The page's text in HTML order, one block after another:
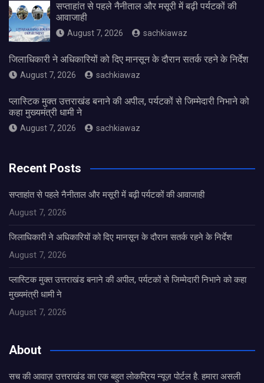
सप्ताहांत से पहले नैनीताल और मसूरी में बढ़ी पर्यटकों की
आवाजाही
August 7, 2026 sachkiawaz
जिलाधिकारी ने अधिकारियों को दिए मानसून के दौरान सतर्क रहने के निर्देश
August 7, 2026 sachkiawaz
प्लास्टिक मुक्त उत्तराखंड बनाने की अपील, पर्यटकों से जिम्मेदारी निभाने को
कहा मुख्यमंत्री धामी ने
August 7, 2026 sachkiawaz
Recent Posts
सप्ताहांत से पहले नैनीताल और मसूरी में बढ़ी पर्यटकों की आवाजाही
August 7, 2026
जिलाधिकारी ने अधिकारियों को दिए मानसून के दौरान सतर्क रहने के निर्देश
August 7, 2026
प्लास्टिक मुक्त उत्तराखंड बनाने की अपील, पर्यटकों से जिम्मेदारी निभाने को कहा
मुख्यमंत्री धामी ने
August 7, 2026
About
सच की आवाज़ उत्तराखंड का एक बहुत लोकप्रिय न्यूज़ पोर्टल है. हमारा असली